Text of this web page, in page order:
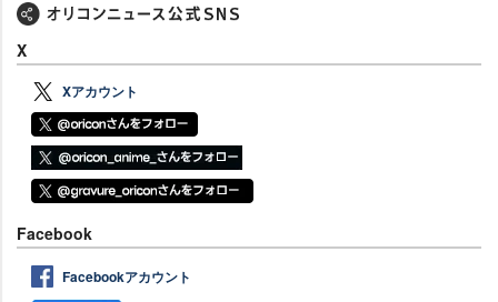
X
Xアカウント
Facebook
Facebookアカウント